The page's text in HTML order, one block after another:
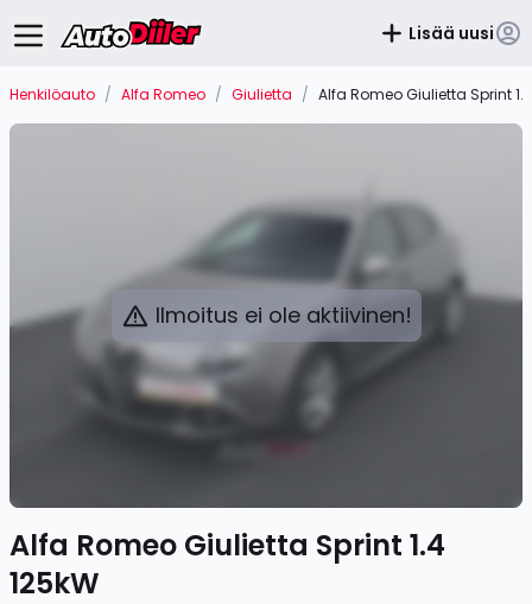
Lisää uusi
Henkilöauto / Alfa Romeo / Giulietta / Alfa Romeo Giulietta Sprint
Ilmoitus ei ole aktiivinen!
Alfa Romeo Giulietta Sprint 1.4
125kW